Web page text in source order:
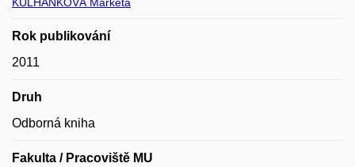
Rok publikování
2011
Druh
Odborná kniha
Fakulta / Pracoviště MU